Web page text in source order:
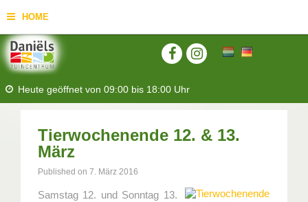
HOME
Heute geöffnet von 09:00 bis 18:00 Uhr
Tierwochenende 12. & 13.
März
Published on 7. März 2016
Samstag 12. und Sonntag 13.